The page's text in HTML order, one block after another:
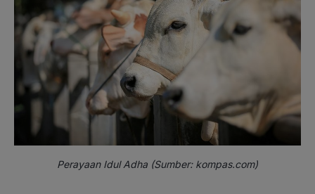
Perayaan Idul Adha (Sumber: kompas.com)